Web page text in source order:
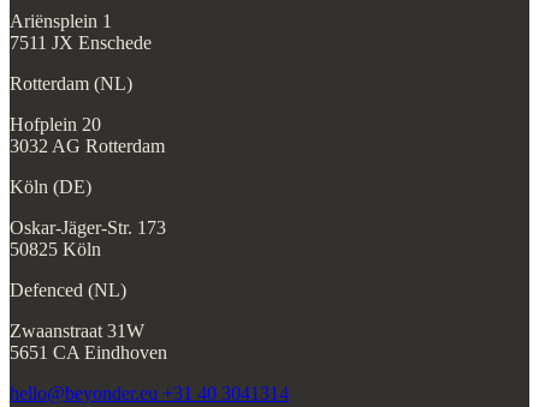
Ariënsplein 1
7511 JX Enschede
Rotterdam (NL)
Hofplein 20
3032 AG Rotterdam
Köln (DE)
Oskar-Jäger-Str. 173
50825 Köln
Defenced (NL)
Zwaanstraat 31W
5651 CA Eindhoven
hello@beyonder.eu +31 40 3041314